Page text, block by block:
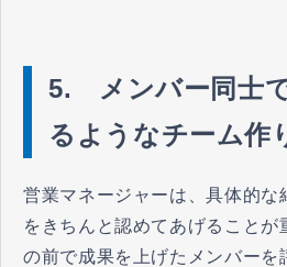
5. メンバー同士
るようなチーム作
営業マネージャーは、具体的な
をきちんと認めてあげることが
の前で成果を上げたメンバーを